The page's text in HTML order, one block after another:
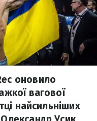
оновило
вагової
найсильніших